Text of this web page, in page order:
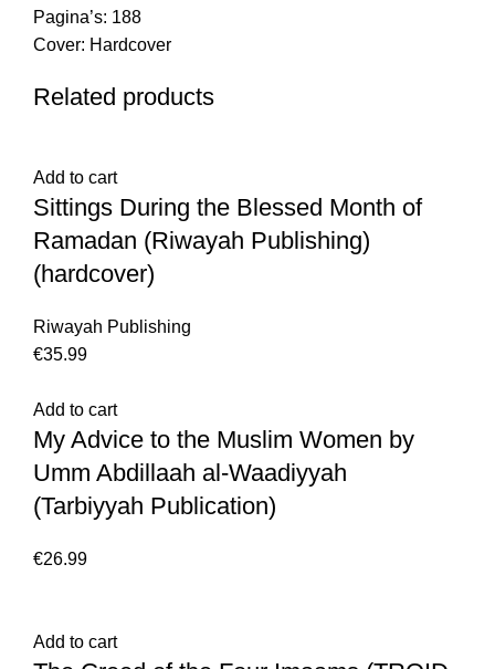
Pagina’s: 188
Cover: Hardcover
Related products
Add to cart
Sittings During the Blessed Month of
Ramadan (Riwayah Publishing)
(hardcover)
Riwayah Publishing
€
Add to cart
My Advice to the Muslim Women by
Umm Abdillaah al-Waadiyyah
(Tarbiyyah Publication)
€
Add to cart